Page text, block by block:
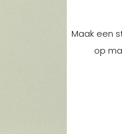
Maak een
op